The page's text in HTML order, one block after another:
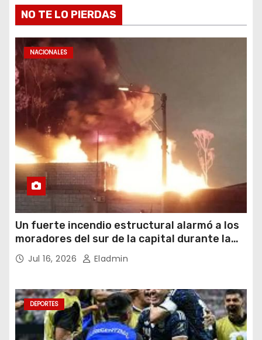
NO TE LO PIERDAS
NACIONALES
Un fuerte incendio estructural alarmó a los
moradores del sur de la capital durante la
noche del miércoles 15 de julio de 2026
Jul 16, 2026 Eladmin
DEPORTES